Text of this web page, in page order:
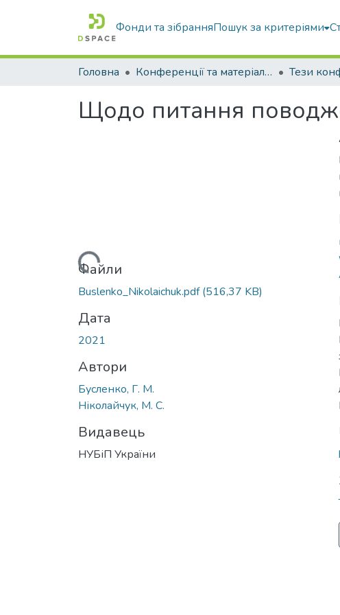
Фонди та зібранняПошук за критеріями
Головна Конференції та матеріали конференцій Тези
Щодо питання
Вантажиться...
Файли
Buslenko_Nikolaichuk.pdf(516,37 KB)
Дата
2021
Автори
Бусленко, Г. М.
Ніколайчук, М. С.
Видавець
НУБіП України